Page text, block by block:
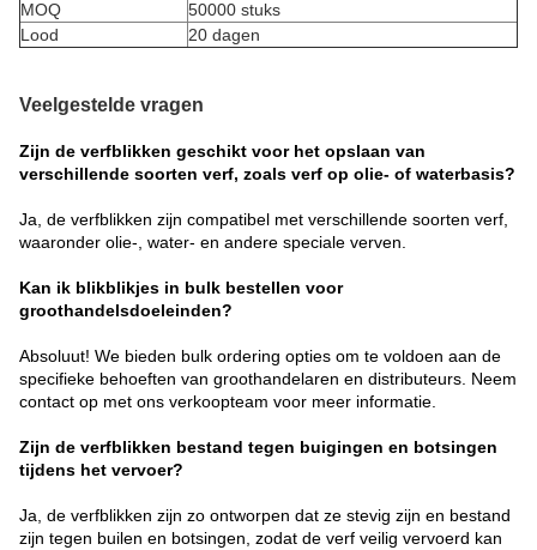
MOQ
50000 stuks
Lood
20 dagen
Veelgestelde vragen
Zijn de verfblikken geschikt voor het opslaan van
verschillende soorten verf, zoals verf op olie- of waterbasis?
Ja, de verfblikken zijn compatibel met verschillende soorten verf,
waaronder olie-, water- en andere speciale verven.
Kan ik blikblikjes in bulk bestellen voor
groothandelsdoeleinden?
Absoluut! We bieden bulk ordering opties om te voldoen aan de
specifieke behoeften van groothandelaren en distributeurs. Neem
contact op met ons verkoopteam voor meer informatie.
Zijn de verfblikken bestand tegen buigingen en botsingen
tijdens het vervoer?
Ja, de verfblikken zijn zo ontworpen dat ze stevig zijn en bestand
zijn tegen builen en botsingen, zodat de verf veilig vervoerd kan